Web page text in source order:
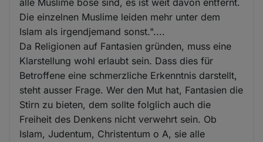
alle Muslime böse sind, es ist weit davon entfernt.
Die einzelnen Muslime leiden mehr unter dem
Islam als irgendjemand sonst."....
Da Religionen auf Fantasien gründen, muss eine
Klarstellung wohl erlaubt sein. Dass dies für
Betroffene eine schmerzliche Erkenntnis darstellt,
steht ausser Frage. Wer den Mut hat, Fantasien die
Stirn zu bieten, dem sollte folglich auch die
Freiheit des Denkens nicht verwehrt sein. Ob
Islam, Judentum, Christentum o A, sie alle